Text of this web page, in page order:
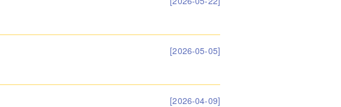
[2026-05-05]
[2026-04-09]